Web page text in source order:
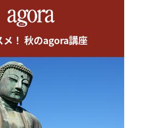
メ！ 秋のagora講座